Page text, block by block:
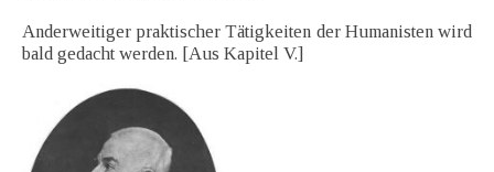
Anderweitiger praktischer Tätigkeiten der Humanisten wird
bald gedacht werden. [Aus Kapitel V.]